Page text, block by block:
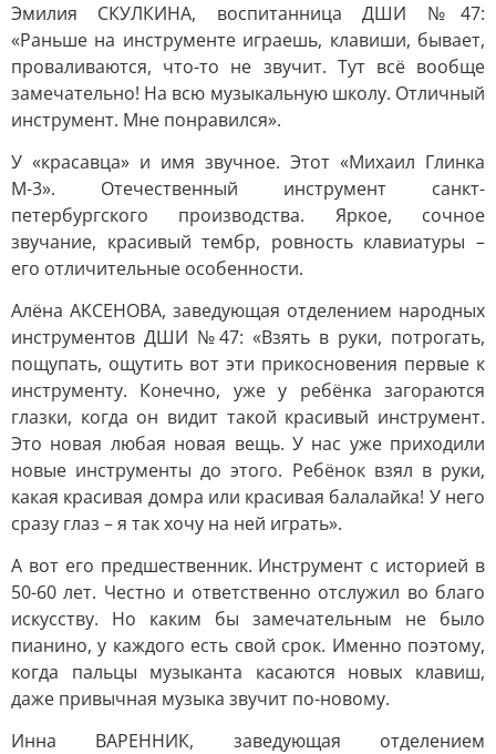
Эмилия СКУЛКИНА, воспитанница ДШИ №47:
«Раньше на инструменте играешь, клавиши, бывает,
проваливаются, что-то не звучит. Тут всё вообще
замечательно! На всю музыкальную школу. Отличный
инструмент. Мне понравился».
У «красавца» и имя звучное. Этот «Михаил Глинка
М-3». Отечественный инструмент санкт-
петербургского производства. Яркое, сочное
звучание, красивый тембр, ровность клавиатуры –
его отличительные особенности.
Алёна АКСЕНОВА, заведующая отделением народных
инструментов ДШИ №47: «Взять в руки, потрогать,
пощупать, ощутить вот эти прикосновения первые к
инструменту. Конечно, уже у ребёнка загораются
глазки, когда он видит такой красивый инструмент.
Это новая любая новая вещь. У нас уже приходили
новые инструменты до этого. Ребёнок взял в руки,
какая красивая домра или красивая балалайка! У него
сразу глаз – я так хочу на ней играть».
А вот его предшественник. Инструмент с историей в
50-60 лет. Честно и ответственно отслужил во благо
искусству. Но каким бы замечательным не было
пианино, у каждого есть свой срок. Именно поэтому,
когда пальцы музыканта касаются новых клавиш,
даже привычная музыка звучит по-новому.
Инна ВАРЕННИК, заведующая отделением